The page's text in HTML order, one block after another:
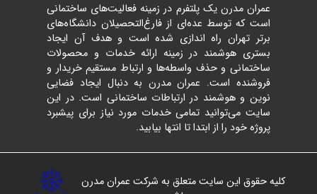
عمران مدرن یک پلتفرم در زمینه فعالیت‌های ساختمانی
است که توسط عده‌ای از فارغ‌التحصیلان دانشگاه‌های
برتر تهران راه اندازی شده است و هدف آن ایجاد
بستری هوشمند در زمینه ارائه خدمات و محصولات
ساختمانی و حذف واسطه‌ها و ارتباط مستقیم خریدار و
فروشنده است. عمران مدرن به دنبال ایجاد فضایی
نوین و هوشمند در ارتباطات ساختمانی است. در این
سایت می‌توانید تمامی خدمات مورد نیاز برای پیشبرد
پروژه خود را از ابتدا تا انتها بیابید.
کلیه حقوق این سایت متعلق به شرکت عمران مدرن